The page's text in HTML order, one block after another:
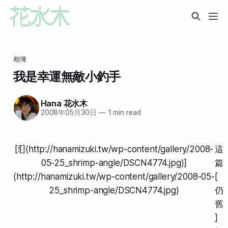
相簿
我是幸運無敵小釣手
Hana 花水木
2008年05月30日 —1 min read
[![](http://hanamizuki.tw/wp-content/gallery/2008-
05-25_shrimp-angle/DSCN4774.jpg)]
(http://hanamizuki.tw/wp-content/gallery/2008-05-
25_shrimp-angle/DSCN4774.jpg)
這
篇
[
仍
舊
]